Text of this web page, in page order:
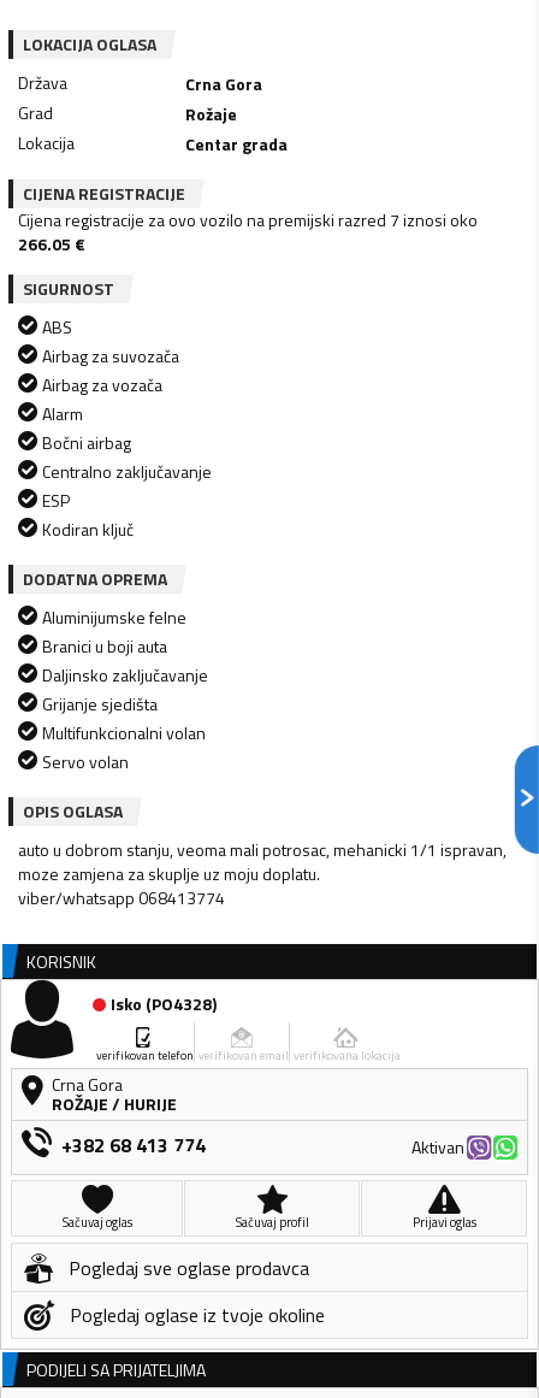
LOKACIJA OGLASA
Država
Crna Gora
Grad
Rožaje
Lokacija
Centar grada
CIJENA REGISTRACIJE
Cijena registracije za ovo vozilo na premijski razred 7 iznosi oko
266.05 €
SIGURNOST
ABS
Airbag za suvozača
Airbag za vozača
Alarm
Bočni airbag
Centralno zaključavanje
ESP
Kodiran ključ
DODATNA OPREMA
Aluminijumske felne
Branici u boji auta
Daljinsko zaključavanje
Grijanje sjedišta
Multifunkcionalni volan
Servo volan
OPIS OGLASA
auto u dobrom stanju, veoma mali potrosac, mehanicki 1/1 ispravan,
moze zamjena za skuplje uz moju doplatu.
viber/whatsapp 068413774
KORISNIK
Isko (PO4328)
verifikovan telefon verifikovan email verifikovana lokacija
Crna Gora
ROŽAJE/ HURIJE
+382 68 413 774 Aktivan
Sačuvaj oglas Sačuvaj profil Prijavi oglas
Pogledaj sve oglase prodavca
Pogledaj oglase iz tvoje okoline
PODIJELI SA PRIJATELJIMA